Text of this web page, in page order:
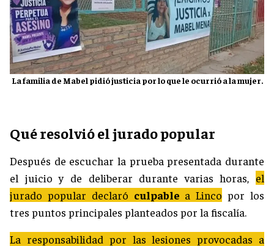
La familia de Mabel pidió justicia por lo que le ocurrió a la mujer.
Qué resolvió el jurado popular
Después de escuchar la prueba presentada durante
el juicio y de deliberar durante varias horas, el
jurado popular declaró culpable a Linco por los
tres puntos principales planteados por la fiscalía.
La responsabilidad por las lesiones provocadas a